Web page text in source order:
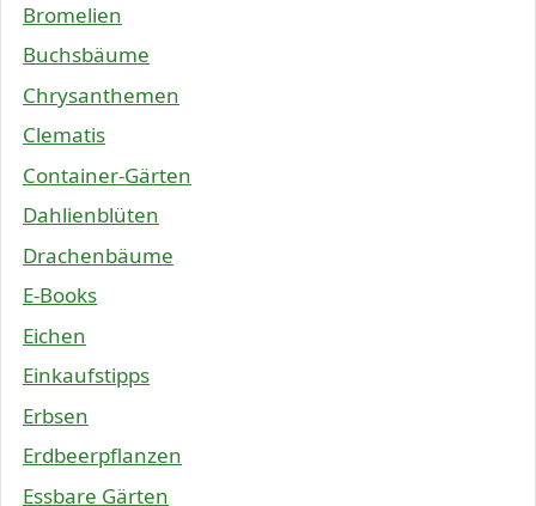
Bromelien
Buchsbäume
Chrysanthemen
Clematis
Container-Gärten
Dahlienblüten
Drachenbäume
E-Books
Eichen
Einkaufstipps
Erbsen
Erdbeerpflanzen
Essbare Gärten